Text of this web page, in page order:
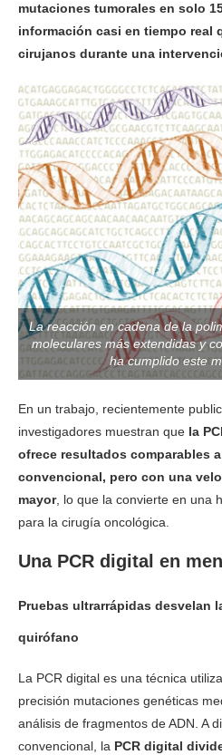
mutaciones tumorales en solo
información casi en tiempo real
cirujanos durante una
La reacción en cadena de la
moleculares más extendidas y
ha cumplido este
En un trabajo, recientemente
investigadores muestran que la
ofrece resultados comparables
convencional, pero con una
mayor, lo que la convierte en una
para la cirugía oncológica.
Una PCR digital en
Pruebas ultrarrápidas desvelan
quirófano
La PCR digital es una técnica
precisión mutaciones genéticas
análisis de fragmentos de ADN. A
convencional, la PCR digital